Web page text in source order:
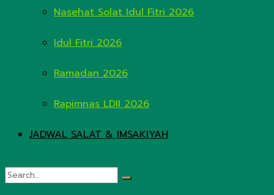
Nasehat Solat Idul Fitri 2026
Idul Fitri 2026
Ramadan 2026
Rapimnas LDII 2026
JADWAL SALAT & IMSAKIYAH